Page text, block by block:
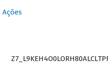
Ações